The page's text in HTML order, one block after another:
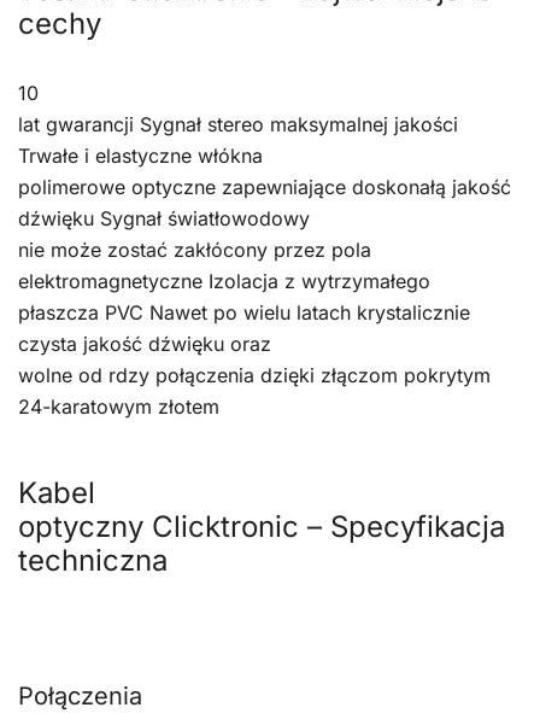
cechy
10
lat gwarancji Sygnał stereo maksymalnej jakości
Trwałe i elastyczne włókna
polimerowe optyczne zapewniające doskonałą jakość
dźwięku Sygnał światłowodowy
nie może zostać zakłócony przez pola
elektromagnetyczne Izolacja z wytrzymałego
płaszcza PVC Nawet po wielu latach krystalicznie
czysta jakość dźwięku oraz
wolne od rdzy połączenia dzięki złączom pokrytym
24-karatowym złotem
Kabel
optyczny Clicktronic – Specyfikacja
techniczna
Połączenia